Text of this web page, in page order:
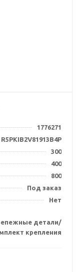
1776271
R5PKIB2V81913B4P
300
400
800
Под заказ
Нет
детали/
крепления